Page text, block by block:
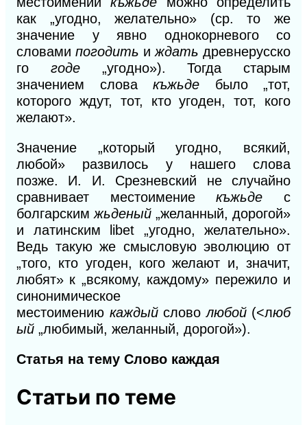
как „угодно, желательно» (ср. то же
значение у явно однокорневого со
словами погодить и ждать древнерусско
го годе „угодно»). Тогда старым
значением слова къжьде было „тот,
которого ждут, тот, кто угоден, тот, кого
желают».
Значение „который угодно, всякий,
любой» развилось у нашего слова
позже. И. И. Срезневский не случайно
сравнивает местоимениекъжьдес
болгарским жьденый „желанный, дорогой»
и латинским libet „угодно, желательно».
Ведь такую же смысловую эволюцию от
„того, кто угоден, кого желают и, значит,
любят» к „всякому, каждому» пережило и
синонимическое
местоимению каждый словолюбой (<люб
ый „любимый, желанный, дорогой»).
Статья на тему Слово каждая
Статьи по теме